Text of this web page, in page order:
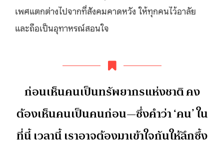
เพศแตกต่างไปจากที่สังคมคาดหวัง ให้ทุกคนไว้อาลัย
และถือเป็นอุทาหรณ์สอนใจ
ก่อนเห็นคนเป็นทรัพยากรแห่งชาติ คง
ต้องเห็นคนเป็นคนก่อน—ซึ่งคำว่า ‘คน’ ใน
ที่นี้ เวลานี้ เราอาจต้องมาเข้าใจกันให้ลึกซึ้ง